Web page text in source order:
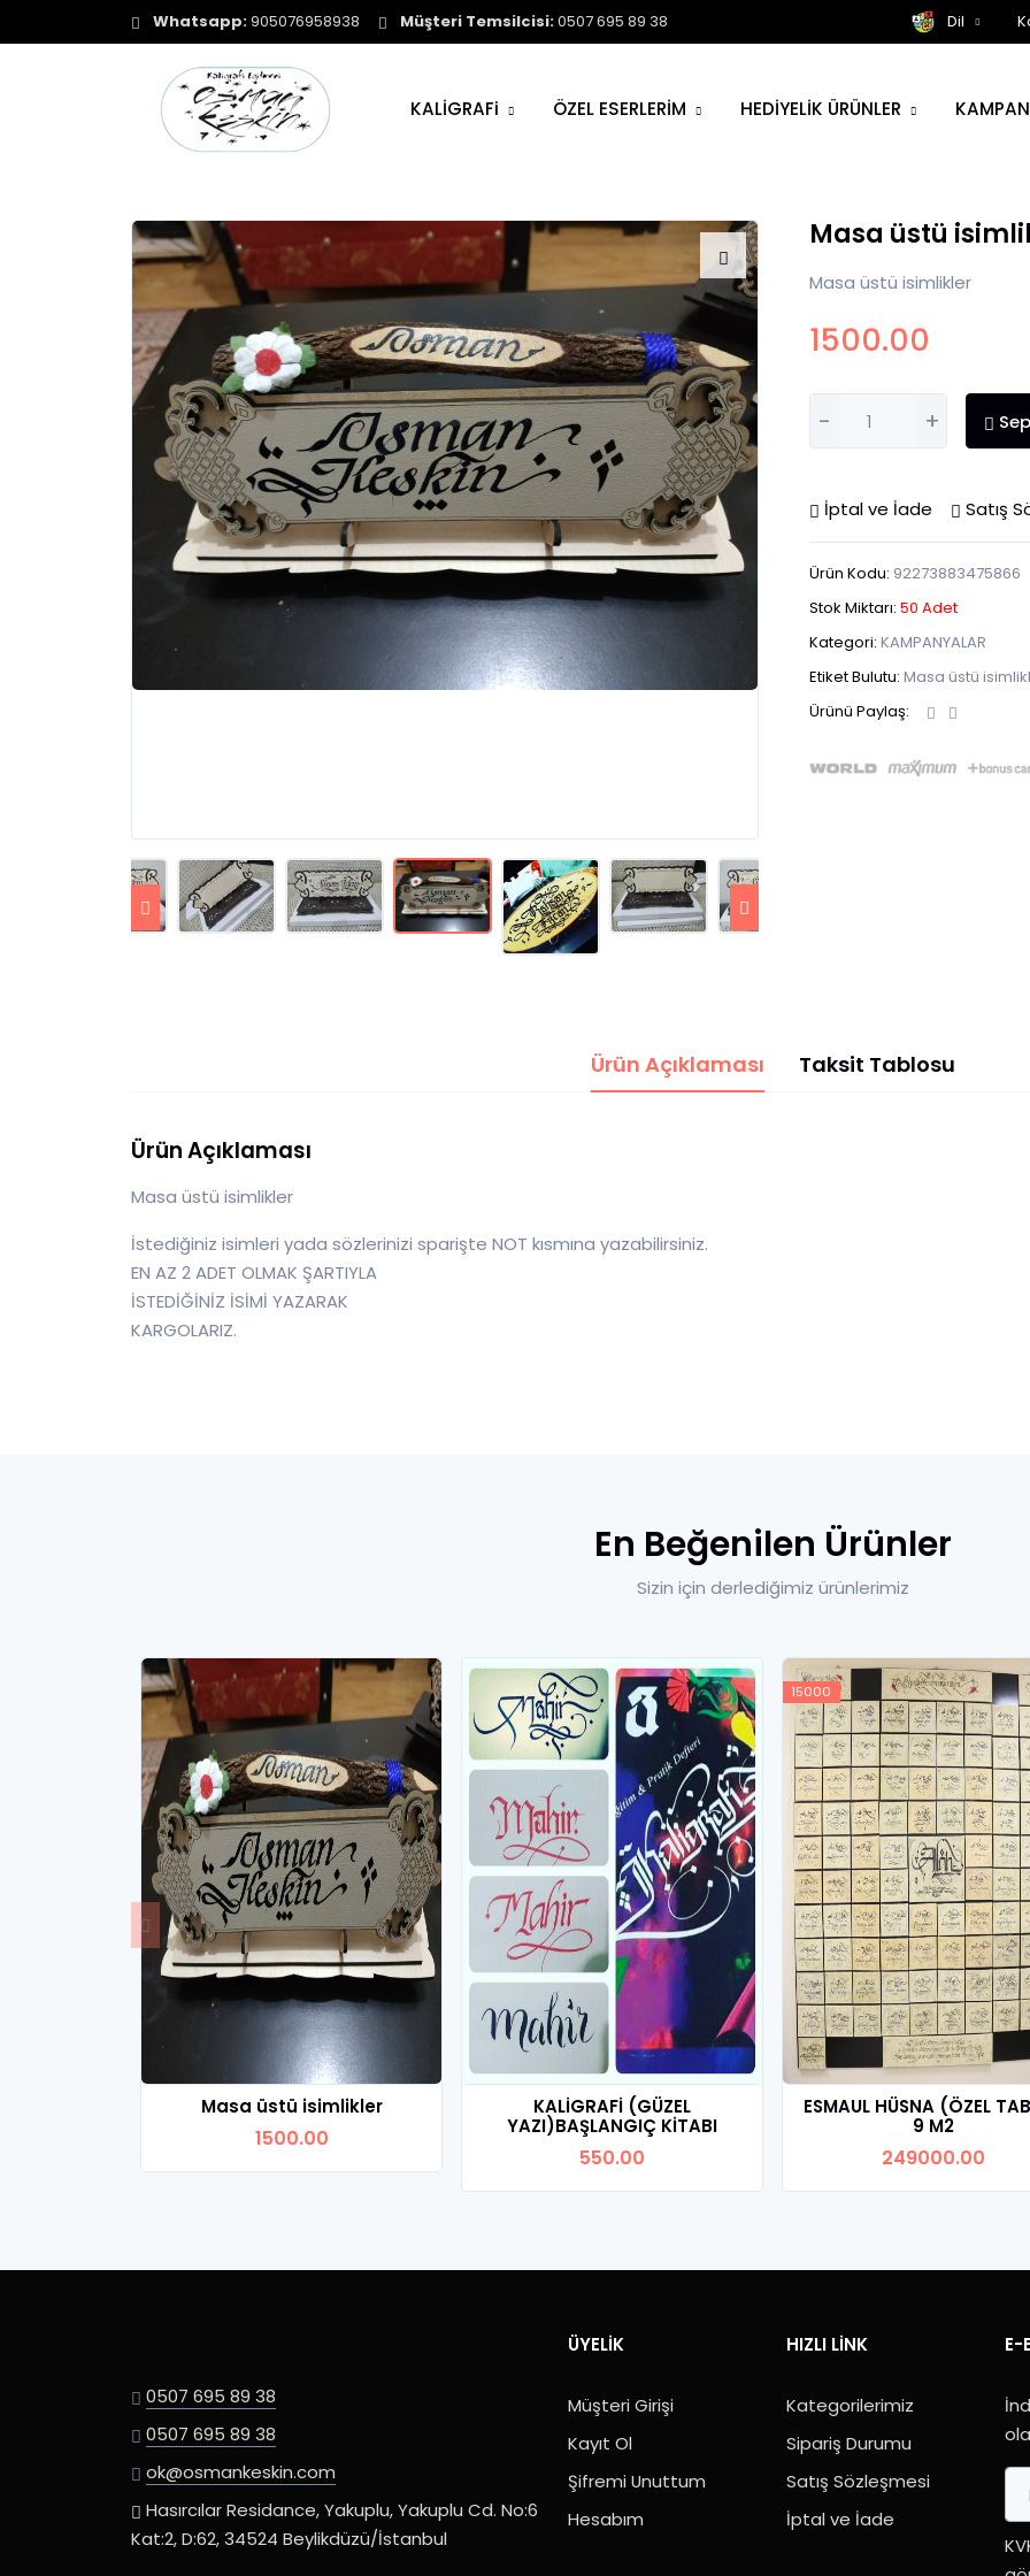
Whatsapp:905076958938 Müşteri Temsilcisi:0507 695 89 38 Dil
KALİGRAFi ÖZEL ESERLERİM HEDİYELİK ÜRÜNLER
Masa üstü
Masa üstü isimlikler
1500.00
- +
İptal ve İade Satış
Ürün Kodu: 92273883475866
Stok Miktarı: 50 Adet
Kategori: KAMPANYALAR
Etiket Bulutu: Masa üstü
Ürünü Paylaş:
Ürün Açıklaması Taksit Tablosu
Ürün Açıklaması
Masa üstü isimlikler
İstediğiniz isimleri yada sözlerinizi sparişte NOT kısmına yazabilirsiniz.
EN AZ 2 ADET OLMAK ŞARTIYLA
İSTEDİĞİNİZ İSİMİ YAZARAK
KARGOLARIZ.
En Beğenilen Ürünler
Sizin için derlediğimiz ürünlerimiz
Ürünü İncele
Masa üstü isimlikler
1500.00
Ürünü İncele
KALİGRAFİ (GÜZEL
YAZI)BAŞLANGIÇ KİTABI
550.00
15000
Ürünü İncele
ESMAUL HÜSNA (ÖZEL
9 M2
249000.00
0507 695 89 38
0507 695 89 38
ok@osmankeskin.com
Hasırcılar Residance, Yakuplu, Yakuplu Cd. No:6
Kat:2, D:62, 34524 Beylikdüzü/İstanbul
ÜYELIK
Müşteri Girişi
Kayıt Ol
Şifremi Unuttum
Hesabım
HIZLI LINK
Kategorilerimiz
Sipariş Durumu
Satış Sözleşmesi
İptal ve İade
E-